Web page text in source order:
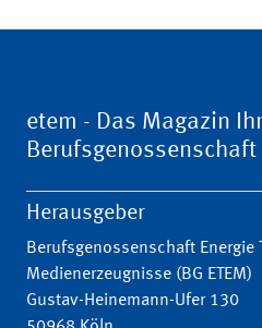
etem - Das Magazin
Berufsgenossenschaft
Herausgeber
Berufsgenossenschaft Energie
Medienerzeugnisse (BG ETEM)
Gustav-Heinemann-Ufer 130